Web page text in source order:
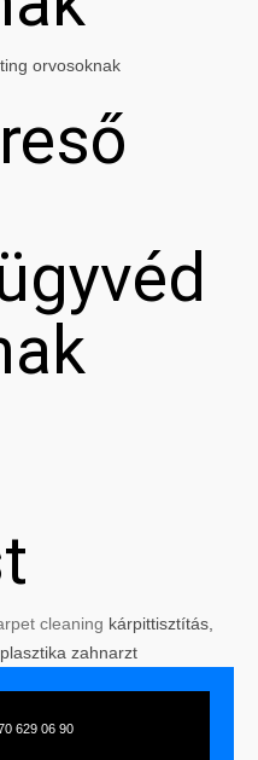
orvosoknak
cleaning kárpittisztítás,
zahnarzt
629 06 90